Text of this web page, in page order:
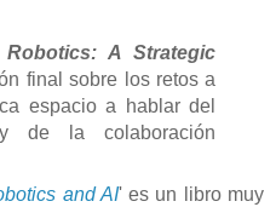
A Strategic
final sobre los retos a
espacio a hablar del
la colaboración
and AI' es un libro muy